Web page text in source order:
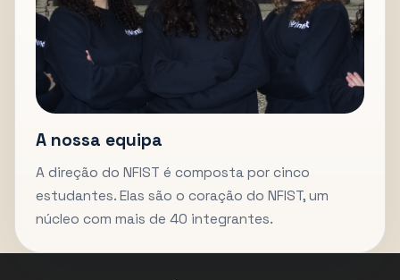
A nossa equipa
A direção do NFIST é composta por cinco
estudantes. Elas são o coração do NFIST, um
núcleo com mais de 40 integrantes.